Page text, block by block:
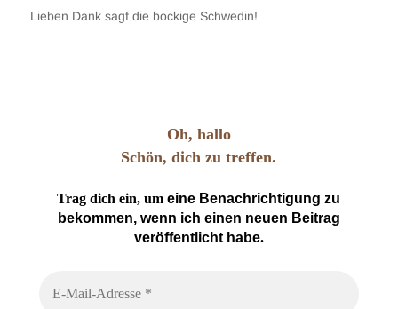
Lieben Dank sagf die bockige Schwedin!
Oh, hallo
Schön, dich zu treffen.
Trag dich ein, umeine Benachrichtigung zu
bekommen, wenn ich einen neuen Beitrag
veröffentlicht habe.